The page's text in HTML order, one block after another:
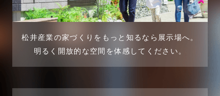
松井産業の家づくりをもっと知るなら展示場へ。
明るく開放的な空間を体感してください。